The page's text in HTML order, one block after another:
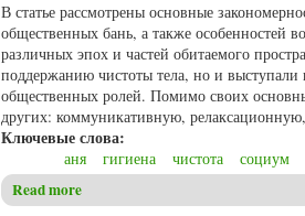
В статье рассмотрены основные
общественных бань, а также особенностей
различных эпох и частей обитаемого
поддержанию чистоты тела, но и выступали
общественных ролей. Помимо своих
других: коммуникативную,
Ключевые слова:
аня гигиена чистота социум
Read more